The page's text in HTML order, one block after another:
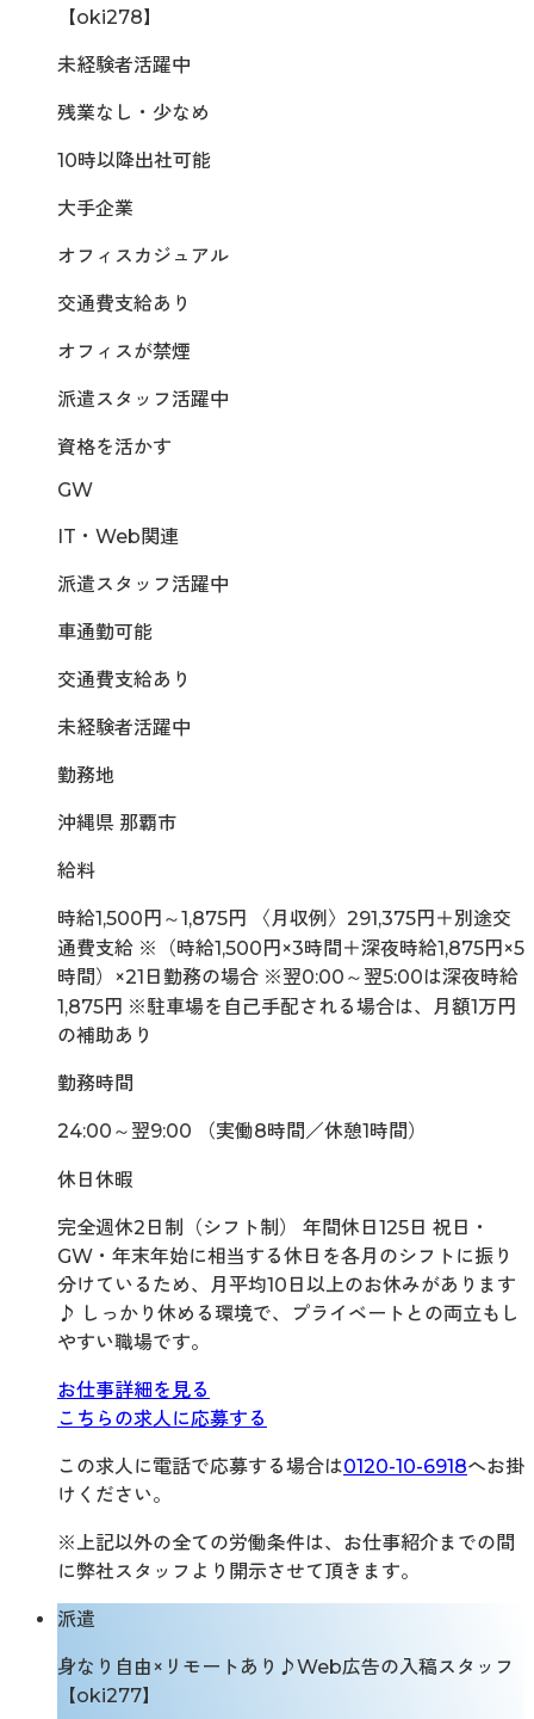
【oki278】
未経験者活躍中
残業なし・少なめ
10時以降出社可能
大手企業
オフィスカジュアル
交通費支給あり
オフィスが禁煙
派遣スタッフ活躍中
資格を活かす
GW
IT・Web関連
派遣スタッフ活躍中
車通勤可能
交通費支給あり
未経験者活躍中
勤務地
沖縄県 那覇市
給料
時給1,500円～1,875円 〈月収例〉291,375円＋別途交
通費支給 ※（時給1,500円×3時間＋深夜時給1,875円×5
時間）×21日勤務の場合 ※翌0:00～翌5:00は深夜時給
1,875円 ※駐車場を自己手配される場合は、月額1万円
の補助あり
勤務時間
24:00～翌9:00 （実働8時間／休憩1時間）
休日休暇
完全週休2日制（シフト制） 年間休日125日 祝日・
GW・年末年始に相当する休日を各月のシフトに振り
分けているため、月平均10日以上のお休みがあります
♪ しっかり休める環境で、プライベートとの両立もし
やすい職場です。
お仕事詳細を見る
こちらの求人に応募する
この求人に電話で応募する場合は0120-10-6918へお掛
けください。
※上記以外の全ての労働条件は、お仕事紹介までの間
に弊社スタッフより開示させて頂きます。
派遣
身なり自由×リモートあり♪Web広告の入稿スタッフ
【oki277】